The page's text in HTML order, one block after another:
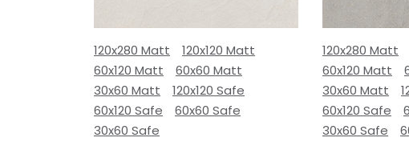
120x280 Matt
120x120 Matt
60x120 Matt
60x60 Matt
30x60 Matt
120x120 Safe
60x120 Safe
60x60 Safe
30x60 Safe
120x280 Matt
60x120 Matt
30x60 Matt
60x120 Safe
30x60 Safe